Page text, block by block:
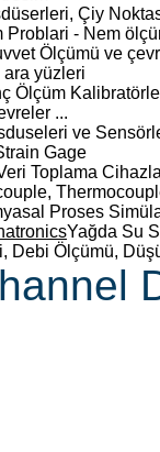
Çiy
Problari - Nem
Ölçümü ve
ara yüzleri
Ölçüm
...
ve
Gage
Toplama
Proses
Yağda Su
Debi Ölçümü,